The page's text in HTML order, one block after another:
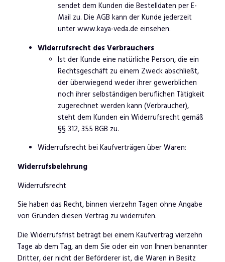
sendet dem Kunden die Bestelldaten per E-
Mail zu. Die AGB kann der Kunde jederzeit
unter www.kaya-veda.de einsehen.
Widerrufsrecht des Verbrauchers
Ist der Kunde eine natürliche Person, die ein
Rechtsgeschäft zu einem Zweck abschließt,
der überwiegend weder ihrer gewerblichen
noch ihrer selbständigen beruflichen Tätigkeit
zugerechnet werden kann (Verbraucher),
steht dem Kunden ein Widerrufsrecht gemäß
§§ 312, 355 BGB zu.
Widerrufsrecht bei Kaufverträgen über Waren:
Widerrufsbelehrung
Widerrufsrecht
Sie haben das Recht, binnen vierzehn Tagen ohne Angabe
von Gründen diesen Vertrag zu widerrufen.
Die Widerrufsfrist beträgt bei einem Kaufvertrag vierzehn
Tage ab dem Tag, an dem Sie oder ein von Ihnen benannter
Dritter, der nicht der Beförderer ist, die Waren in Besitz